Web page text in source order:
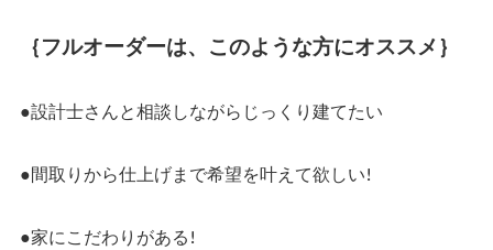
｛フルオーダーは、このような方にオススメ｝
●設計士さんと相談しながらじっくり建てたい
●間取りから仕上げまで希望を叶えて欲しい!
●家にこだわりがある!